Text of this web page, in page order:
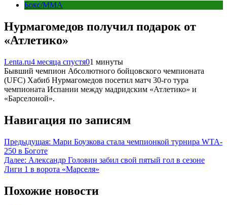
Бокс/MMA
Нурмагомедов получил подарок от
«Атлетико»
Lenta.ru4 месяца спустя01 минуты
Бывший чемпион Абсолютного бойцовского чемпионата
(UFC) Хабиб Нурмагомедов посетил матч 30-го тура
чемпионата Испании между мадридским «Атлетико» и
«Барселоной».
Навигация по записям
Предыдущая: Мари Боузкова стала чемпионкой турнира WTA-
250 в Боготе
Далее: Александр Головин забил свой пятый гол в сезоне
Лиги 1 в ворота «Марселя»
Похожие новости